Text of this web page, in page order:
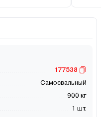
177538
Самосвальный
900 кг
1 шт.